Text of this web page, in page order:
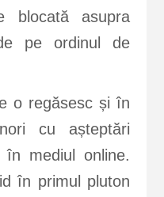
blocată asupra
pe ordinul de
o regăsesc și în
cu așteptări
mediul online.
în primul pluton